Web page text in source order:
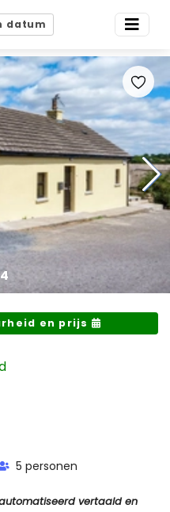
datum
en prijs
5 personen
vertaald en